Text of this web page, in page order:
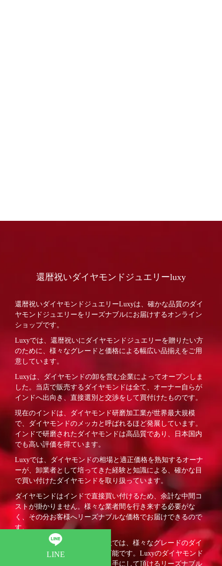
還暦祝いダイヤモンドジュエリーluxy
還暦祝いダイヤモンドジュエリーLuxyは、確かな品質のダイ
ヤモンドジュエリーをリーズナブルにお届けするオンライン
ショップです。
Luxyでは、還暦祝いにダイヤモンドジュエリーを贈りたい方
のために、様々なグレードと価格による幅広い品揃えをご用
意しています。
Luxyは、ダイヤモンドの卸を営む企業によってオープンしま
した。当店で販売するダイヤモンドは全て、オーナー自らが
インドへ出向き、直接選別と交渉をして買付けたものです。
現在のインドは、ダイヤモンド研磨加工業が世界最大規模
で、ダイヤモンドのメッカと呼ばれるほど発展しています。
インドで研磨されたダイヤモンドは高品質であり、日本国内
でも高い評価を得ています。
Luxyでは、ダイヤモンドの相場と適正価格を熟知するオーナ
ーが、卸業者として培ってきた経験と知識による、確かな目
で買い付けたダイヤモンドを取り扱っています。
ダイヤモンドはインドで直接買い付けるため、余計な中間コ
ストが掛かりません。様々な業者間を行き来する必要がな
く、その分お客様へリーズナブルな価格でお届けできるので
す。
ホールセール（卸）である当社では、様々なグレードのダイ
ヤモンドをご用意することが可能です。Luxyのダイヤモンド
ジュエリーは、初めての方にも手にして頂けるリーズナブル
LINE